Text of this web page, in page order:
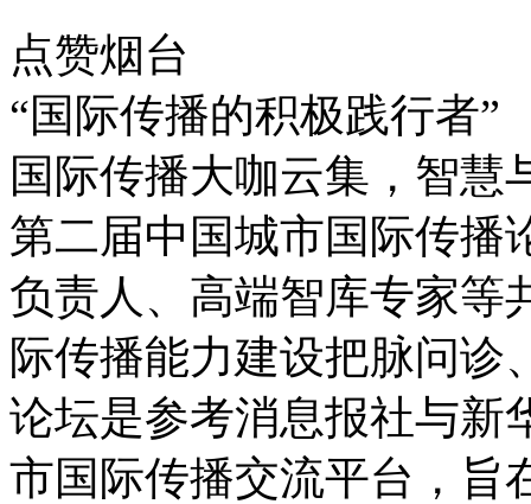
点赞烟台
“国际传播的积极践行者”
国际传播大咖云集，智慧
第二届中国城市国际传播
负责人、高端智库专家等
际传播能力建设把脉问诊
论坛是参考消息报社与新
市国际传播交流平台，旨